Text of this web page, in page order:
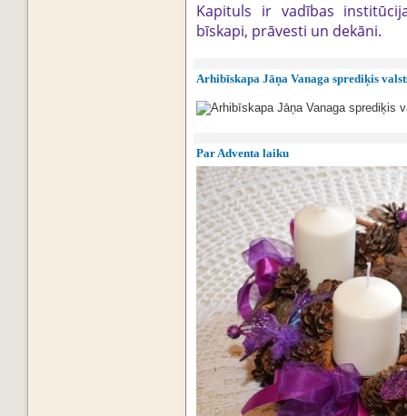
Kapituls ir vadības
bīskapi, prāvesti un dekāni.
Arhibīskapa Jāņa Vanaga sprediķis
Par Adventa laiku